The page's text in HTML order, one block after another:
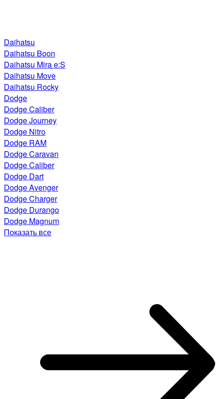
Daihatsu
Daihatsu Boon
Daihatsu Mira e:S
Daihatsu Move
Daihatsu Rocky
Dodge
Dodge Caliber
Dodge Journey
Dodge Nitro
Dodge RAM
Dodge Caravan
Dodge Caliber
Dodge Dart
Dodge Avenger
Dodge Charger
Dodge Durango
Dodge Magnum
Показать все